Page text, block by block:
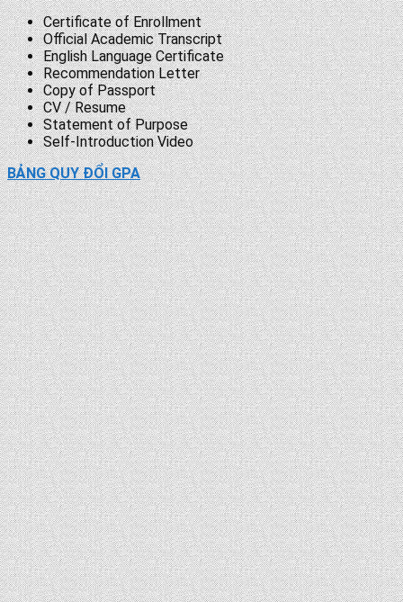
Certificate of Enrollment
Official Academic Transcript
English Language Certificate
Recommendation Letter
Copy of Passport
CV / Resume
Statement of Purpose
Self-Introduction Video
BẢNG QUY ĐỔI GPA